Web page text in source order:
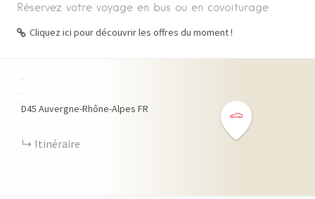
Réservez votre voyage en bus ou en covoiturage
Cliquez ici pour découvrir les offres du moment !
D45 Auvergne-Rhône-Alpes FR
Itinéraire